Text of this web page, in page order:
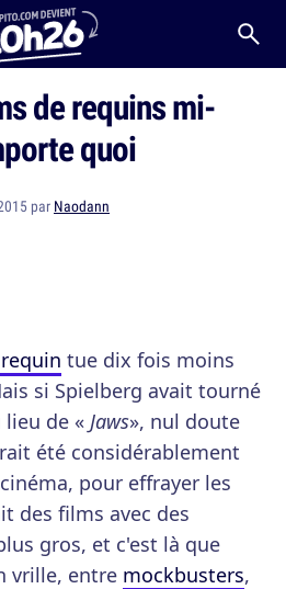
de requins mi-
quoi
par Naodann
tue dix fois moins
si Spielberg avait tourné
lieu de « Jaws», nul doute
été considérablement
pour effrayer les
des films avec des
gros, et c'est là que
vrille, entre mockbusters,